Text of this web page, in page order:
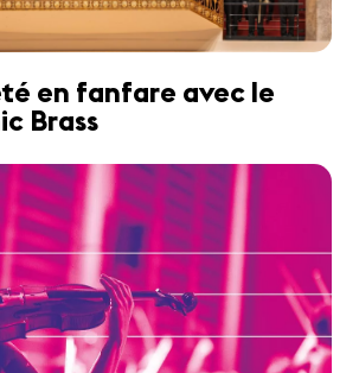
en fanfare avec le
Brass